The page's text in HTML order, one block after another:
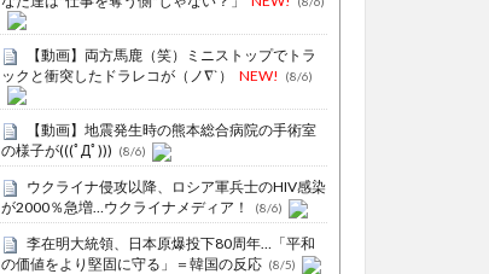
【動画】両方馬鹿（笑）ミニストップでトラ
ックと衝突したドラレコが（ノ∇`）
NEW! (8/6)
【動画】地震発生時の熊本総合病院の手術室
の様子が(((ﾟДﾟ))) (8/6)
ウクライナ侵攻以降、ロシア軍兵士のHIV感染
が2000％急増…ウクライナメディア！
(8/6)
李在明大統領、日本原爆投下80周年…「平和
の価値をより堅固に守る」＝韓国の反応 (8/5)